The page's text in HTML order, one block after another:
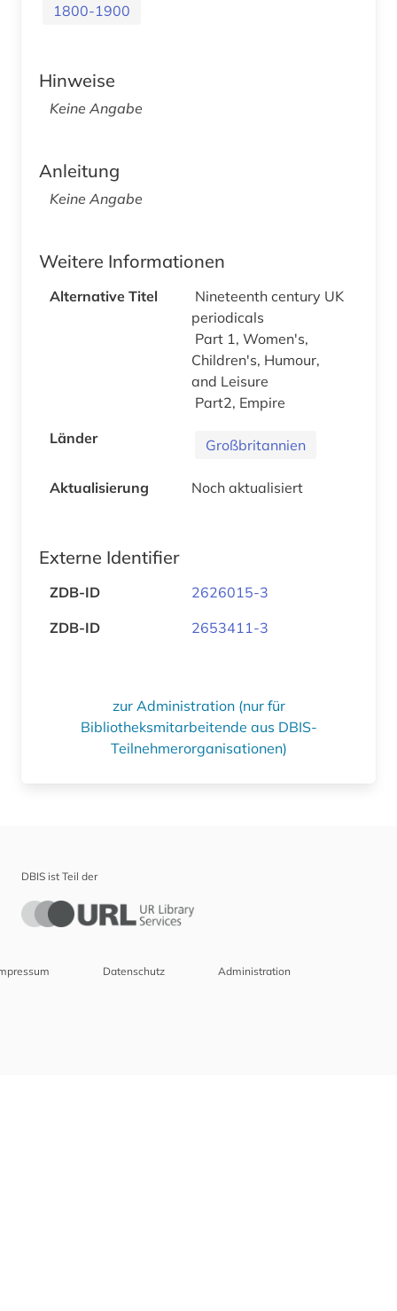
1800-1900
Hinweise
Keine Angabe
Anleitung
Keine Angabe
Weitere Informationen
Alternative Titel
Nineteenth century UK
periodicals
Part 1, Women's,
Children's, Humour,
and Leisure
Part2, Empire
Länder
Großbritannien
Aktualisierung Noch aktualisiert
Externe Identifier
ZDB-ID
2626015-3
ZDB-ID
2653411-3
zur Administration (nur für
Bibliotheksmitarbeitende aus DBIS-
Teilnehmerorganisationen)
DBIS ist Teil der
Datenschutz Administration